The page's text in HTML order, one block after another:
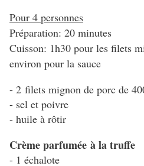
Pour 4 personnes
Préparation: 20 minutes
Cuisson: 1h30 pour les filets
environ pour la sauce
- 2 filets mignon de porc de
- sel et poivre
- huile à rôtir
Crème parfumée à la truffe
- 1 échalote